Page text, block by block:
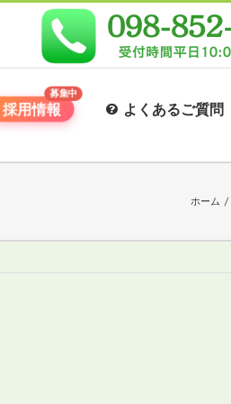
採用情報 よくあるご質問
ホーム /